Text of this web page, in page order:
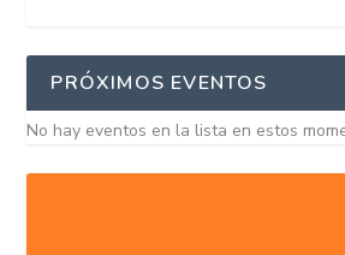
PRÓXIMOS EVENTOS
No hay eventos en la lista en estos